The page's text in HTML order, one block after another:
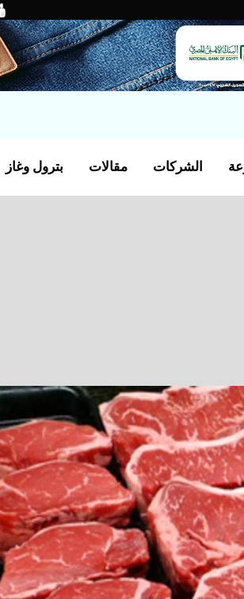
بترول وغاز مقالات الشركات